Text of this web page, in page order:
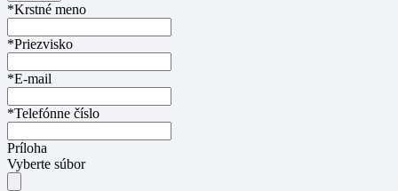
*Krstné meno
*Priezvisko
*E-mail
*Telefónne číslo
Príloha
Vyberte súbor